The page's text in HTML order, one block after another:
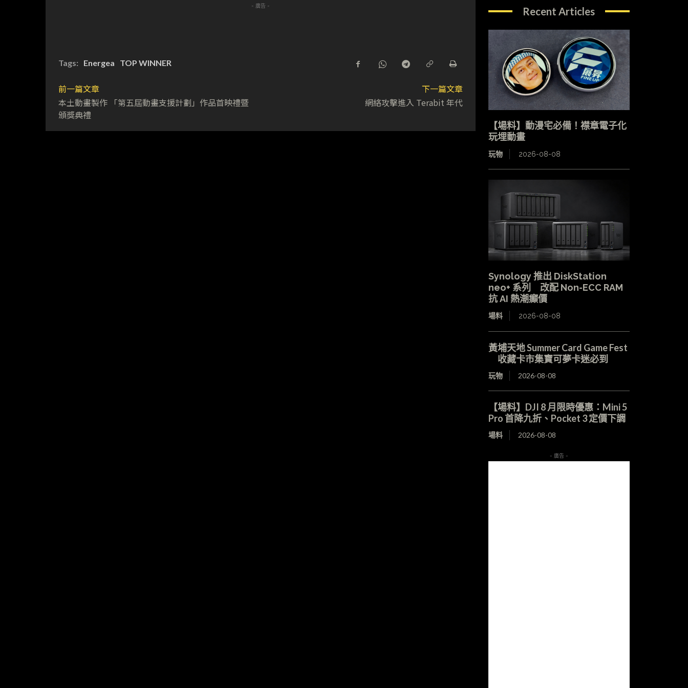
- 廣告 -
Tags: Energea TOP WINNER
前一篇文章
本土動畫製作 「第五屆動畫支援計劃」作品首映禮暨
頒獎典禮
下一篇文章
網絡攻擊進入 Terabit 年代
Recent Articles
【場料】動漫宅必備！襟章電子化
玩埋動畫
玩物 2026-08-08
Synology 推出 DiskStation
neo+ 系列 改配 Non-ECC RAM
抗 AI 熱潮癲價
場料 2026-08-08
黃埔天地 Summer Card Game Fest
收藏卡市集寶可夢卡迷必到
玩物 2026-08-08
【場料】DJI 8 月限時優惠：Mini 5
Pro 首降九折、Pocket 3 定價下調
場料 2026-08-08
- 廣告 -